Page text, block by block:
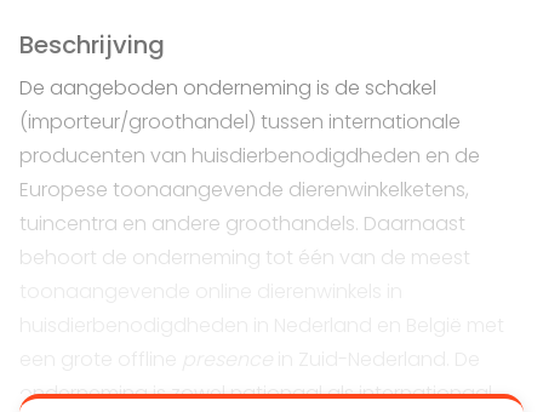
Beschrijving
De aangeboden onderneming is de schakel
(importeur/groothandel) tussen internationale
producenten van huisdierbenodigdheden en de
Europese toonaangevende dierenwinkelketens,
tuincentra en andere groothandels. Daarnaast
behoort de onderneming tot één van de meest
onderneming is zowel nationaal als internationaal